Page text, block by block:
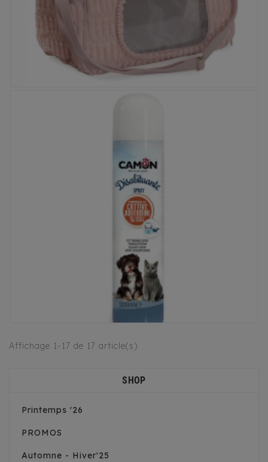
72,90 €Prix

Affichage 1-17 de 17 article(s)
SHOP
Printemps '26
PROMOS
Automne - Hiver'25